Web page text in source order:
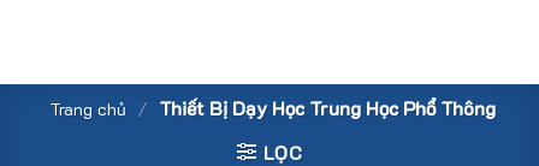
Trang chủ / Thiết Bị Dạy Học Trung Học Phổ Thông
LỌC